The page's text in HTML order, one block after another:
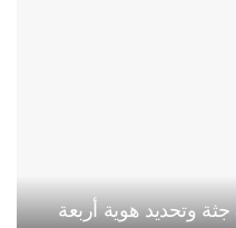
سلطات سبتة تعلن انتشال 80 جثة وتحديد هوية أربعة